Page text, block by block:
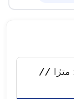
المنطقة: يخت فاخر بطول 20 مترًا //